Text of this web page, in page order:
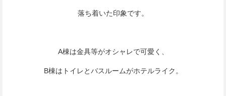
落ち着いた印象です。
A棟は金具等がオシャレで可愛く、
B棟はトイレとバスルームがホテルライク。